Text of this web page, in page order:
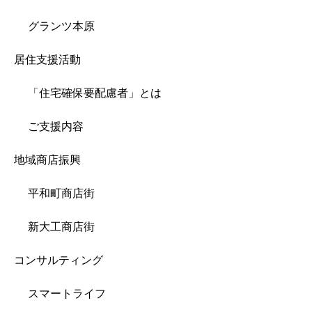
グランツ本原
居住支援活動
「住宅確保要配慮者」とは
ご支援内容
地域商店振興
平和町商店街
新大工商店街
コンサルティング
スマートライフ